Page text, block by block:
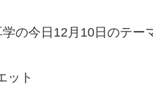
の今日12月10日のテー
ット